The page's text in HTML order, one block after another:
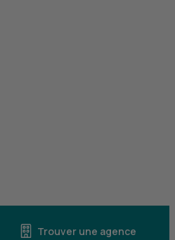
Trouver une agence